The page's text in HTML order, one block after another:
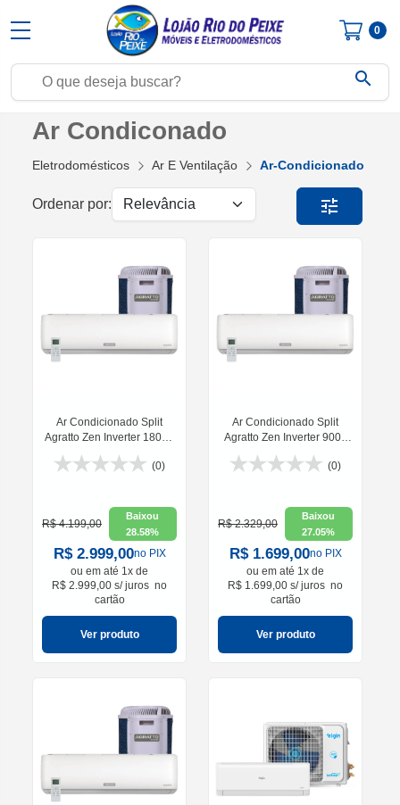
search
0
Ar Condiconado
Eletrodomésticos Ar E Ventilação Ar-Condicionado
Ordenar por: tune
Ar Condicionado Split
Agratto Zen Inverter 18000
BTUs
(0)
R$ 4.199,00
Baixou
28.58%
R$ 2.999,00no PIX
ou em até 1x de
R$ 2.999,00 s/ juros no
cartão
Ver produto
Ar Condicionado Split
Agratto Zen Inverter 9000
BTUs
(0)
R$ 2.329,00
Baixou
27.05%
R$ 1.699,00no PIX
ou em até 1x de
R$ 1.699,00 s/ juros no
cartão
Ver produto